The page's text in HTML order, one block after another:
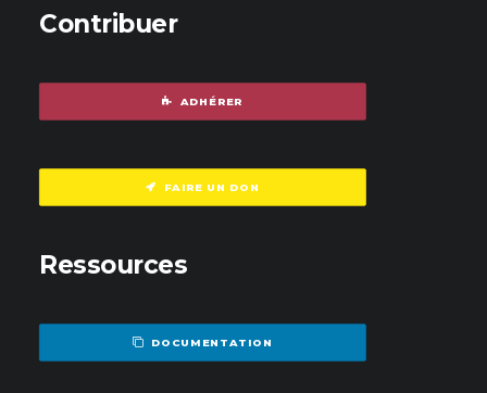
Contribuer
ADHÉRER
FAIRE UN DON
Ressources
DOCUMENTATION